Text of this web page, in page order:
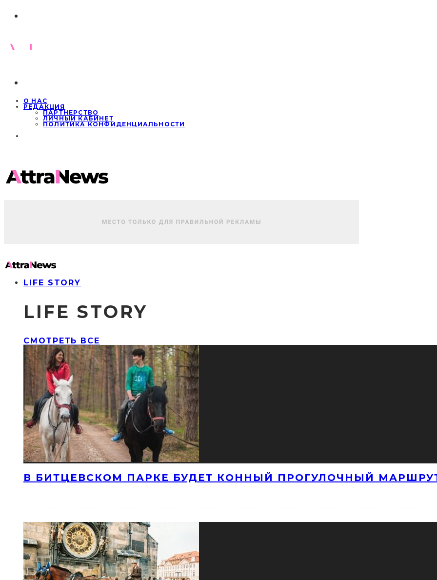
О НАС
РЕДАКЦИЯ
ПАРТНЕРСТВО
ЛИЧНЫЙ КАБИНЕТ
ПОЛИТИКА КОНФИДЕНЦИАЛЬНОСТИ
LIFE STORY
LIFE STORY
СМОТРЕТЬ ВСЕ
В БИТЦЕВСКОМ ПАРКЕ БУДЕТ КОННЫЙ ПРОГУЛОЧНЫЙ